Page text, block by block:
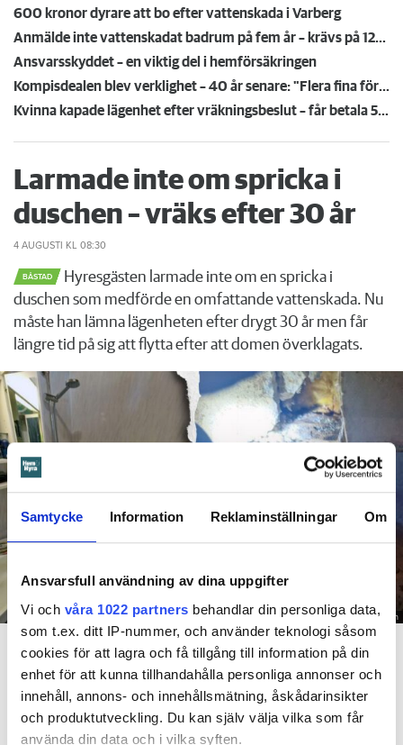
Samtycke Information Reklaminställningar Om
Ansvarsfull användning av dina uppgifter
Vi och våra 1022 partners behandlar din personliga data,
som t.ex. ditt IP-nummer, och använder teknologi såsom
cookies för att lagra och få tillgång till information på din
enhet för att kunna tillhandahålla personliga annonser och
innehåll, annons- och innehållsmätning, åskådarinsikter
och produktutveckling. Du kan själv välja vilka som får
använda din data och i vilka syften.
600 kronor dyrare att bo efter vattenskada i Varberg
Anmälde inte vattenskadat badrum på fem år – krävs på 125 000 kronor
Ansvarsskyddet – en viktig del i hemförsäkringen
Kompisdealen blev verklighet – 40 år senare: "Flera fina fördelar med att dela bostad"
Kvinna kapade lägenhet efter vräkningsbeslut – får betala 50 000
Larmade inte om spricka i
duschen – vräks efter 30 år
4 AUGUSTI KL 08:30
BÅSTAD
Hyresgästen larmade inte om en spricka i
duschen som medförde en omfattande vattenskada. Nu
måste han lämna lägenheten efter drygt 30 år men får
längre tid på sig att flytta efter att domen överklagats.
Foto: Hyresnämnden
En inspektion visade att vatten under en längre tid läckt in genom sprickor i väggen (de
röda markeringarna) och orsakat rötskador i syllen.
Dela Tweeta
Hyresgästen har bott i lägenheten i skånska Båstad sedan